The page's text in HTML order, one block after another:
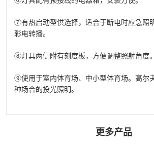
⑦有热启动型供选择，适合于断电时应急照
彩电转播。
⑧灯具两侧附有刻度板，方便调整照射角度。
⑨使用于室内体育场、中小型体育场。高尔
种场合的投光照明。
更多产品